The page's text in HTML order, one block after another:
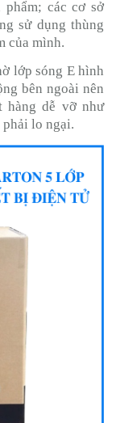
phẩm; các cơ sở
sử dụng thùng
của mình.
lớp sóng E hình
bên ngoài nên
hàng dễ vỡ như
phải lo ngại.